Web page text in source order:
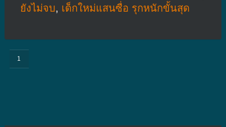
ยังไม่จบ, เด็กใหม่แสนซื่อ รุกหนักขั้นสุด
1